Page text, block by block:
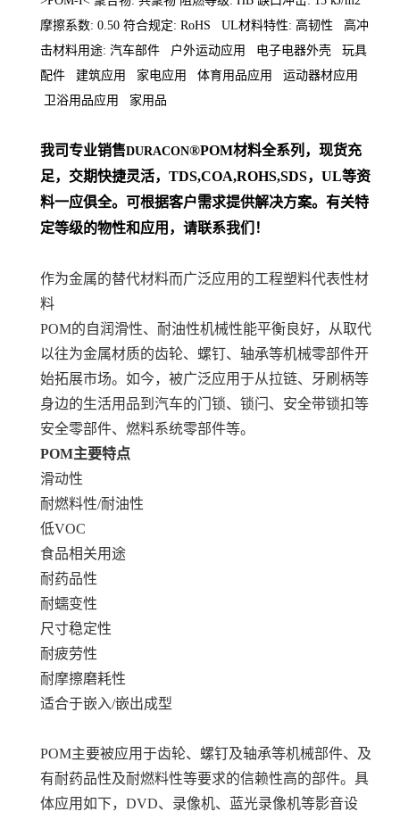
摩擦系数: 0.50 符合规定: RoHS UL材料特性: 高韧性 高冲
击材料用途: 汽车部件 户外运动应用 电子电器外壳 玩具
配件 建筑应用 家电应用 体育用品应用 运动器材应用
卫浴用品应用 家用品
我司专业销售DURACON®POM材料全系列 ，现货充
足，交期快捷灵活，TDS,COA,ROHS,SDS，UL等资
料一应俱全。可根据客户需求提供解决方案。 有关特
定等级的物性和应用，请联系我们！
作为金属的替代材料而广泛应用的工程塑料代表性材
料
POM的自润滑性、耐油性机械性能平衡良好，从取代
以往为金属材质的齿轮、螺钉、轴承等机械零部件开
始拓展市场。如今，被广泛应用于从拉链、牙刷柄等
身边的生活用品到汽车的门锁、锁闩、安全带锁扣等
安全零部件、燃料系统零部件等。
POM主要特点
滑动性
耐燃料性/耐油性
低VOC
食品相关用途
耐药品性
耐蠕变性
尺寸稳定性
耐疲劳性
耐摩擦磨耗性
适合于嵌入/嵌出成型
POM主要被应用于齿轮、螺钉及轴承等机械部件、及
有耐药品性及耐燃料性等要求的信赖性高的部件。具
体应用如下，DVD、录像机、蓝光录像机等影音设